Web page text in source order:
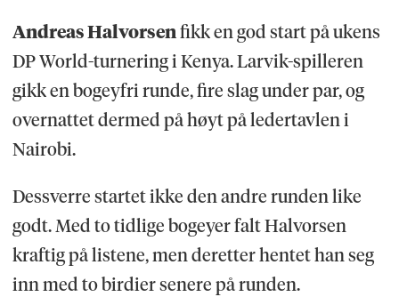
Andreas Halvorsenfikk en god start på ukens
DP World-turnering i Kenya. Larvik-spilleren
gikk en bogeyfri runde, fire slag under par, og
overnattet dermed på høyt på ledertavlen i
Nairobi.
Dessverre startet ikke den andre runden like
godt. Med to tidlige bogeyer falt Halvorsen
kraftig på listene, men deretter hentet han seg
inn med to birdier senere på runden.